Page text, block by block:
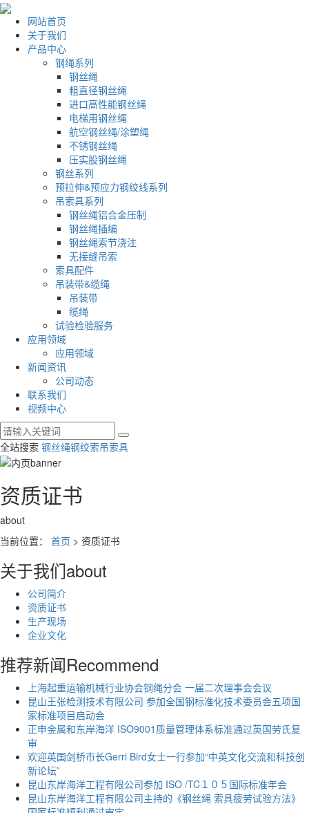
网站首页
关于我们
产品中心
钢绳系列
钢丝绳
粗直径钢丝绳
进口高性能钢丝绳
电梯用钢丝绳
航空钢丝绳/涂塑绳
不锈钢丝绳
压实股钢丝绳
钢丝系列
预拉伸&预应力钢绞线系列
吊索具系列
钢丝绳铝合金压制
钢丝绳插编
钢丝绳索节浇注
无接缝吊索
索具配件
吊装带&缆绳
吊装带
缆绳
试验检验服务
应用领域
应用领域
新闻资讯
公司动态
联系我们
视频中心
全站搜索 钢丝绳钢绞索吊索具
资质证书
about
当前位置： 首页 > 资质证书
关于我们about
公司简介
资质证书
生产现场
企业文化
推荐新闻Recommend
上海起重运输机械行业协会钢绳分会 一届二次理事会会议
昆山王张检测技术有限公司 参加全国钢标准化技术委员会五项国
家标准项目启动会
正申金属和东岸海洋 ISO9001质量管理体系标准通过英国劳氏复
审
欢迎英国剑桥市长Gerri Bird女士一行参加“中英文化交流和科技创
新论坛”
昆山东岸海洋工程有限公司参加 ISO /TC１０５国际标准年会
昆山东岸海洋工程有限公司主持的《钢丝绳 索具疲劳试验方法》